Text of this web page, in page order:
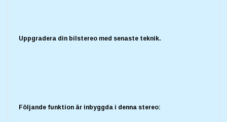
Uppgradera din bilstereo med senaste teknik.
Följande funktion är inbyggda i denna stereo: